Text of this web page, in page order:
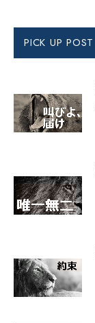
PICK UP POST